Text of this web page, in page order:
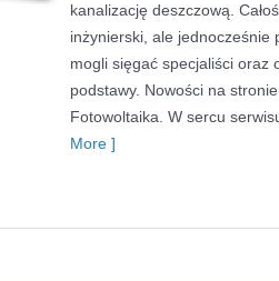
kanalizację deszczową.
inżynierski, ale jednocześnie
mogli sięgać specjaliści oraz
podstawy. Nowości na
Fotowoltaika. W sercu
More ]